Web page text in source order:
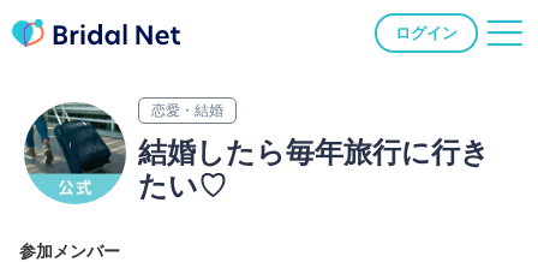
ログイン
恋愛・結婚
結婚したら毎年旅行に行き
たい♡
参加メンバー